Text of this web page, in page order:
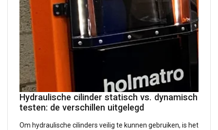
Hydraulische cilinder statisch vs. dynamisch
testen: de verschillen uitgelegd
Om hydraulische cilinders veilig te kunnen gebruiken, is het